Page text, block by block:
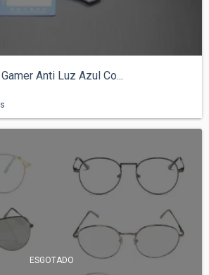
Anti Luz Azul Co...
ESGOTADO